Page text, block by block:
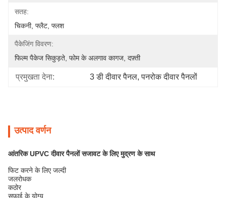
सतह:
चिकनी, फ्लैट, फ्लश
पैकेजिंग विवरण:
फिल्म पैकेज सिकुड़ते, फोम के अलगाव कागज, दफ़्ती
प्रमुखता देना: 3 डी दीवार पैनल, पनरोक दीवार पैनलों
उत्पाद वर्णन
आंतरिक UPVC दीवार पैनलों सजावट के लिए मुद्रण के साथ
फिट करने के लिए जल्दी
जलरोधक
कठोर
सफ़ाई के योग्य